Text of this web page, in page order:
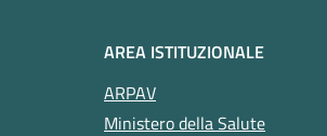
AREA ISTITUZIONALE
ARPAV
Ministero della Salute